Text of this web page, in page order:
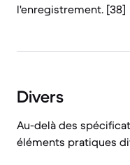
l'enregistrement. [38]
Divers
Au-delà des
éléments pratiques